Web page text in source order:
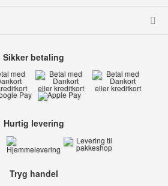
Sikker betaling
Hurtig levering
Tryg handel